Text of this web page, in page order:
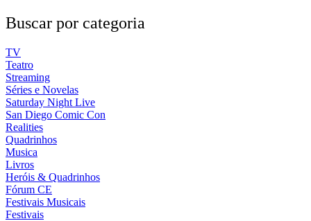
Buscar por categoria
TV
Teatro
Streaming
Séries e Novelas
Saturday Night Live
San Diego Comic Con
Realities
Quadrinhos
Musica
Livros
Heróis & Quadrinhos
Fórum CE
Festivais Musicais
Festivais